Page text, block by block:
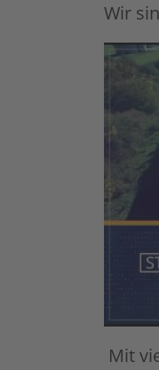
Wir
Mit